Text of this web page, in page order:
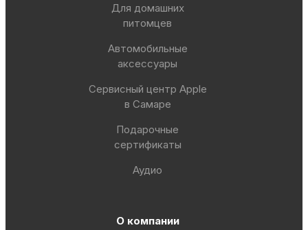
Для домашних
питомцев
Автомобильные
аксессуары
Сервисный центр Apple
в Самаре
Подарочные
сертификаты
Аудио
О компании